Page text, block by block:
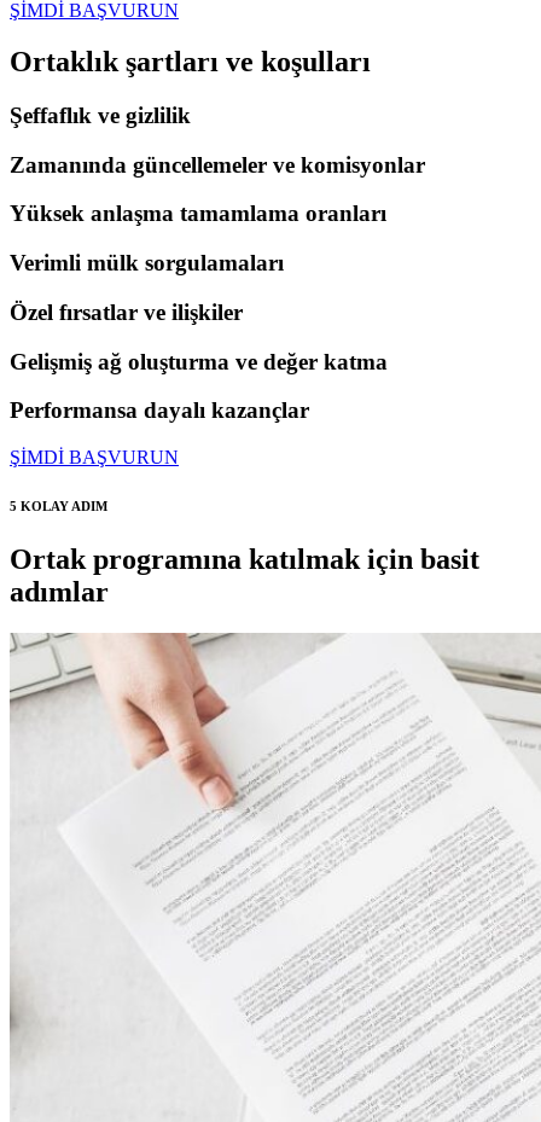
ŞİMDİ BAŞVURUN
Ortaklık şartları ve koşulları
Şeffaflık ve gizlilik
Zamanında güncellemeler ve komisyonlar
Yüksek anlaşma tamamlama oranları
Verimli mülk sorgulamaları
Özel fırsatlar ve ilişkiler
Gelişmiş ağ oluşturma ve değer katma
Performansa dayalı kazançlar
ŞİMDİ BAŞVURUN
5 KOLAY ADIM
Ortak programına katılmak için basit
adımlar